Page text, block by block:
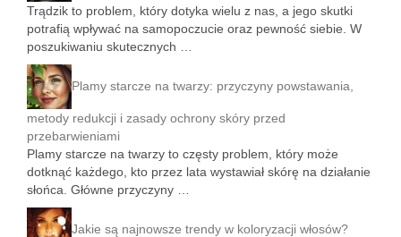
Trądzik to problem, który dotyka wielu z nas, a jego skutki
potrafią wpływać na samopoczucie oraz pewność siebie. W
poszukiwaniu skutecznych …
Plamy starcze na twarzy: przyczyny powstawania,
metody redukcji i zasady ochrony skóry przed
przebarwieniami
Plamy starcze na twarzy to częsty problem, który może
dotknąć każdego, kto przez lata wystawiał skórę na działanie
słońca. Główne przyczyny …
Jakie są najnowsze trendy w koloryzacji włosów?